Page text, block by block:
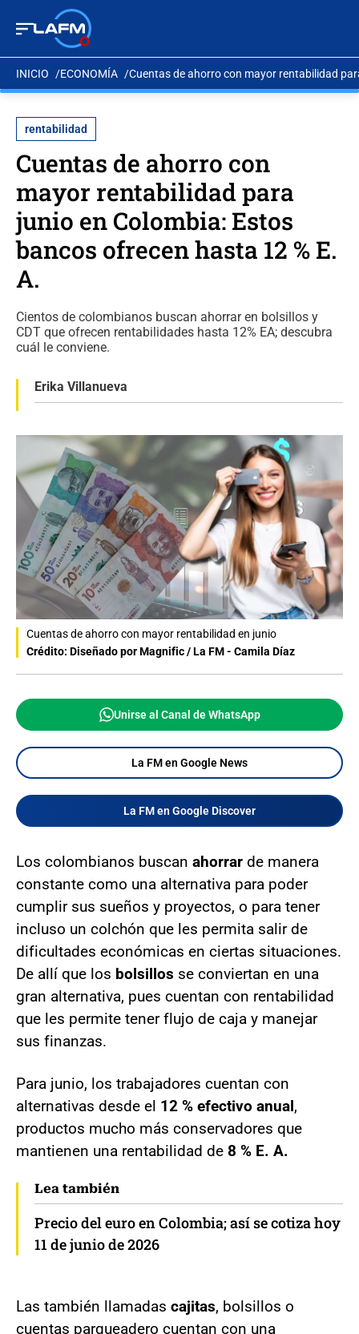
INICIO ECONOMÍA Cuentas de ahorro con mayor rentabilidad
rentabilidad
Cuentas de ahorro con
mayor rentabilidad para
junio en Colombia: Estos
bancos ofrecen hasta 12 % E.
A.
Cientos de colombianos buscan ahorrar en bolsillos y
CDT que ofrecen rentabilidades hasta 12% EA; descubra
cuál le conviene.
Erika Villanueva
Cuentas de ahorro con mayor rentabilidad en junio
Crédito: Diseñado por Magnific / La FM - Camila Díaz
Unirse al Canal de WhatsApp
La FM en Google News
La FM en Google Discover
Los colombianos buscan ahorrar de manera
constante como una alternativa para poder
cumplir sus sueños y proyectos, o para tener
incluso un colchón que les permita salir de
dificultades económicas en ciertas situaciones.
De allí que los bolsillos se conviertan en una
gran alternativa, pues cuentan con rentabilidad
que les permite tener flujo de caja y manejar
sus finanzas.
Para junio, los trabajadores cuentan con
alternativas desde el 12 % efectivo anual,
productos mucho más conservadores que
mantienen una rentabilidad de 8 % E. A.
Lea también
Precio del euro en Colombia; así se cotiza hoy
11 de junio de 2026
Las también llamadas cajitas, bolsillos o
cuentas parqueadero cuentan con una